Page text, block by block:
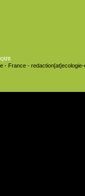
- France - redaction[at]ecologie-